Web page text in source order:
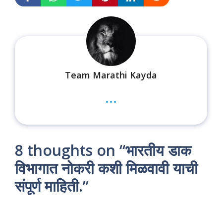
Team Marathi Kayda
...
8 thoughts on “भारतीय डाक
विभागात नोकरी कशी मिळवावी याची
संपूर्ण माहिती.”